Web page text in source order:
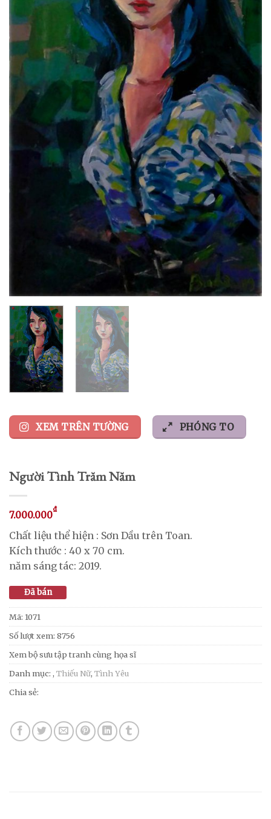
XEM TRÊN TƯỜNG PHÓNG TO
Người Tình Trăm Năm
7.000.000₫
Chất liệu thể hiện : Sơn Dầu trên Toan.
Kích thước : 40 x 70 cm.
năm sáng tác: 2019.
Đã bán
Mã: 1071
Số lượt xem: 8756
Xem bộ sưu tập tranh cùng họa sĩ
Danh mục: , Thiếu Nữ, Tình Yêu
Chia sẻ: